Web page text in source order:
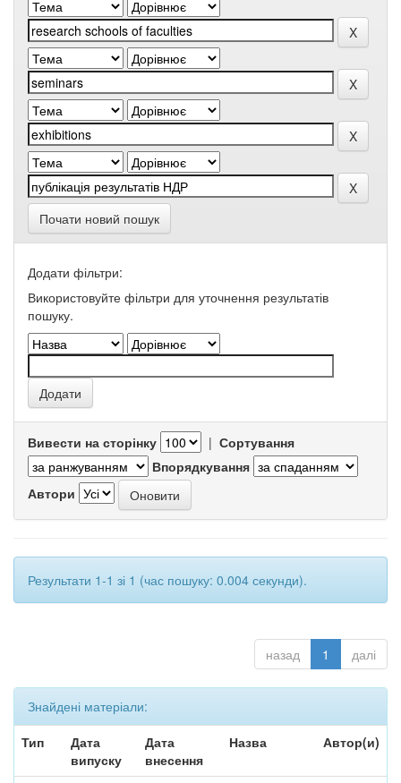
Почати новий пошук
Додати фільтри:
Використовуйте фільтри для уточнення результатів
пошуку.
Вивести на сторінку | Сортування
Впорядкування
Автори
Результати 1-1 зі 1 (час пошуку: 0.004 секунди).
назад 1 далі
Знайдені матеріали:
Тип
Дата
випуску
Дата
внесення
Назва Автор(и)